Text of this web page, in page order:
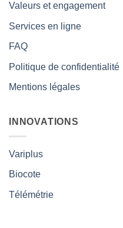
Valeurs et engagement
Services en ligne
FAQ
Politique de confidentialité
Mentions légales
INNOVATIONS
Variplus
Biocote
Télémétrie